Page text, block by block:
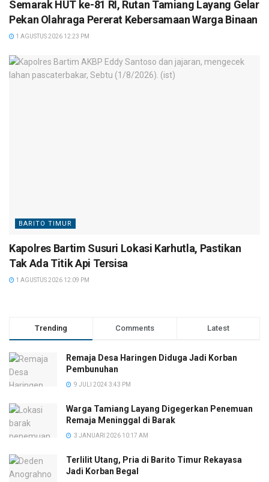
Semarak HUT ke-81 RI, Rutan Tamiang Layang Gelar
Pekan Olahraga Pererat Kebersamaan Warga Binaan
1 AGUSTUS 2026 12:23 PM
BARITO TIMUR
Kapolres Bartim Susuri Lokasi Karhutla, Pastikan
Tak Ada Titik Api Tersisa
1 AGUSTUS 2026 12:09 PM
Trending Comments Latest
Remaja Desa Haringen Diduga Jadi Korban
Pembunuhan
9 JULI 2024 3:43 PM
Warga Tamiang Layang Digegerkan Penemuan
Remaja Meninggal di Barak
3 JANUARI 2026 10:17 AM
Terlilit Utang, Pria di Barito Timur Rekayasa
Jadi Korban Begal